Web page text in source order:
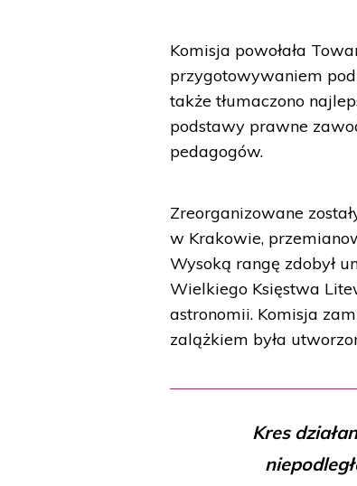
Komisja powołała
przygotowywaniem
także tłumaczono
podstawy prawne
pedagogów.
Zreorganizowane
w Krakowie,
Wysoką rangę zdobył
Wielkiego Księstwa
astronomii. Komisja
zalążkiem była
Kres